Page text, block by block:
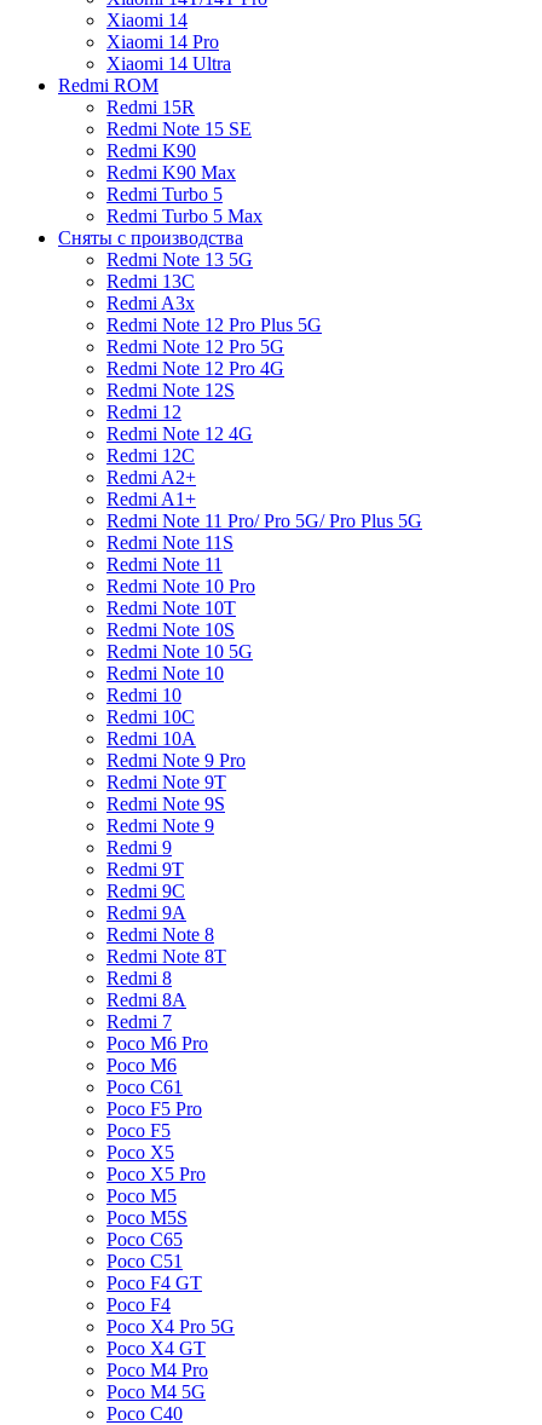
Xiaomi 14
Xiaomi 14 Pro
Xiaomi 14 Ultra
Redmi ROM
Redmi 15R
Redmi Note 15 SE
Redmi K90
Redmi K90 Max
Redmi Turbo 5
Redmi Turbo 5 Max
Сняты с производства
Redmi Note 13 5G
Redmi 13C
Redmi A3x
Redmi Note 12 Pro Plus 5G
Redmi Note 12 Pro 5G
Redmi Note 12 Pro 4G
Redmi Note 12S
Redmi 12
Redmi Note 12 4G
Redmi 12C
Redmi A2+
Redmi A1+
Redmi Note 11 Pro/ Pro 5G/ Pro Plus 5G
Redmi Note 11S
Redmi Note 11
Redmi Note 10 Pro
Redmi Note 10T
Redmi Note 10S
Redmi Note 10 5G
Redmi Note 10
Redmi 10
Redmi 10C
Redmi 10A
Redmi Note 9 Pro
Redmi Note 9T
Redmi Note 9S
Redmi Note 9
Redmi 9
Redmi 9T
Redmi 9C
Redmi 9A
Redmi Note 8
Redmi Note 8T
Redmi 8
Redmi 8A
Redmi 7
Poco M6 Pro
Poco M6
Poco C61
Poco F5 Pro
Poco F5
Poco X5
Poco X5 Pro
Poco M5
Poco M5S
Poco C65
Poco C51
Poco F4 GT
Poco F4
Poco X4 Pro 5G
Poco X4 GT
Poco M4 Pro
Poco M4 5G
Poco C40